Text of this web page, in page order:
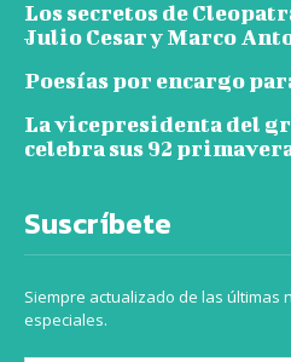
Los secretos de
Julio Cesar y Marco
Poesías por encargo
La vicepresidenta del
celebra sus 92
Suscríbete
Siempre actualizado de las últimas
especiales.